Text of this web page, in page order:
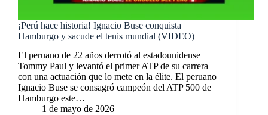
¡Perú hace historia! Ignacio Buse conquista
Hamburgo y sacude el tenis mundial (VIDEO)
El peruano de 22 años derrotó al estadounidense
Tommy Paul y levantó el primer ATP de su carrera
con una actuación que lo mete en la élite. El peruano
Ignacio Buse se consagró campeón del ATP 500 de
Hamburgo este…
1 de mayo de 2026